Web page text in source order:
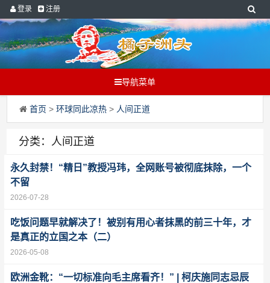
登录 注册
导航菜单
首页 >环球同此凉热 > 人间正道
分类：人间正道
永久封禁！“精日”教授冯玮，全网账号被彻底抹除，一个
不留
2026-07-28
吃饭问题早就解决了！被别有用心者抹黑的前三十年，才
是真正的立国之本（二）
2026-05-08
欧洲金靴：“一切标准向毛主席看齐！” | 柯庆施同志忌辰